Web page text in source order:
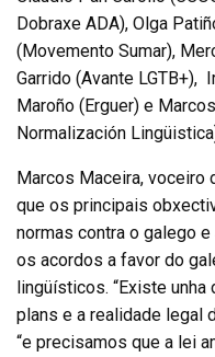
Dobraxe ADA), Olga
(Movemento Sumar),
Garrido (Avante LGTB+),
Maroño (Erguer) e
Normalización
Marcos Maceira, voceiro
que os principais
normas contra o galego
os acordos a favor do
lingüísticos. “Existe
plans e a realidade legal
“e precisamos que a lei